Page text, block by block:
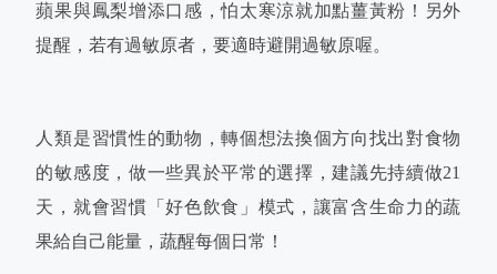
蘋果與鳳梨增添口感，怕太寒涼就加點薑黃粉！另外
提醒，若有過敏原者，要適時避開過敏原喔。
人類是習慣性的動物，轉個想法換個方向找出對食物
的敏感度，做一些異於平常的選擇，建議先持續做21
天，就會習慣「好色飲食」模式，讓富含生命力的蔬
果給自己能量，蔬醒每個日常！